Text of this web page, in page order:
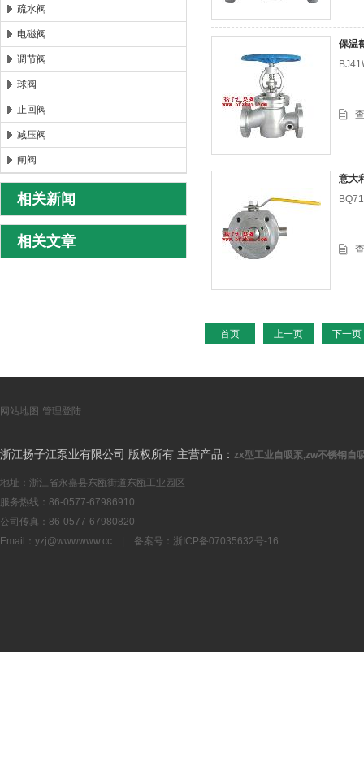
疏水阀
电磁阀
调节阀
球阀
止回阀
减压阀
闸阀
相关新闻
相关文章
保温
意大
首页 上一页 下一页
网站地图 管理登陆
浙江扬子江泵业有限公司 版权所有 主营产品： zx型工业自吸泵,zw不锈钢自
地址：浙江省永嘉县东瓯街道东瓯工业园区
服务热线：86-0577-67986910
公司传真：86-0577-67980820
Email： yzj@wwwwww.cc | 备案号： 浙ICP备07035632号-16